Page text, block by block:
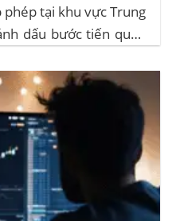
tại khu vực Trung
dấu bước tiến quan
án này là...